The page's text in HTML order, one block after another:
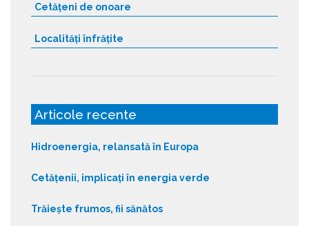
Cetățeni de onoare
Localități înfrățite
Articole recente
Hidroenergia, relansată în Europa
Cetățenii, implicați în energia verde
Trăiește frumos, fii sănătos